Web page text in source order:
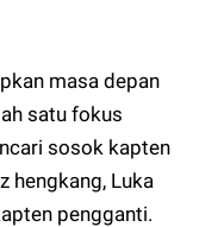
masa depan
satu fokus
sosok kapten
hengkang, Luka
pengganti.